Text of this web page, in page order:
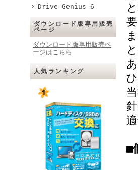
Drive Genius 6
ダウンロード版専用販売
ページ
ダウンロード版専用販売ペ
ージはこちら
人気ランキング
■